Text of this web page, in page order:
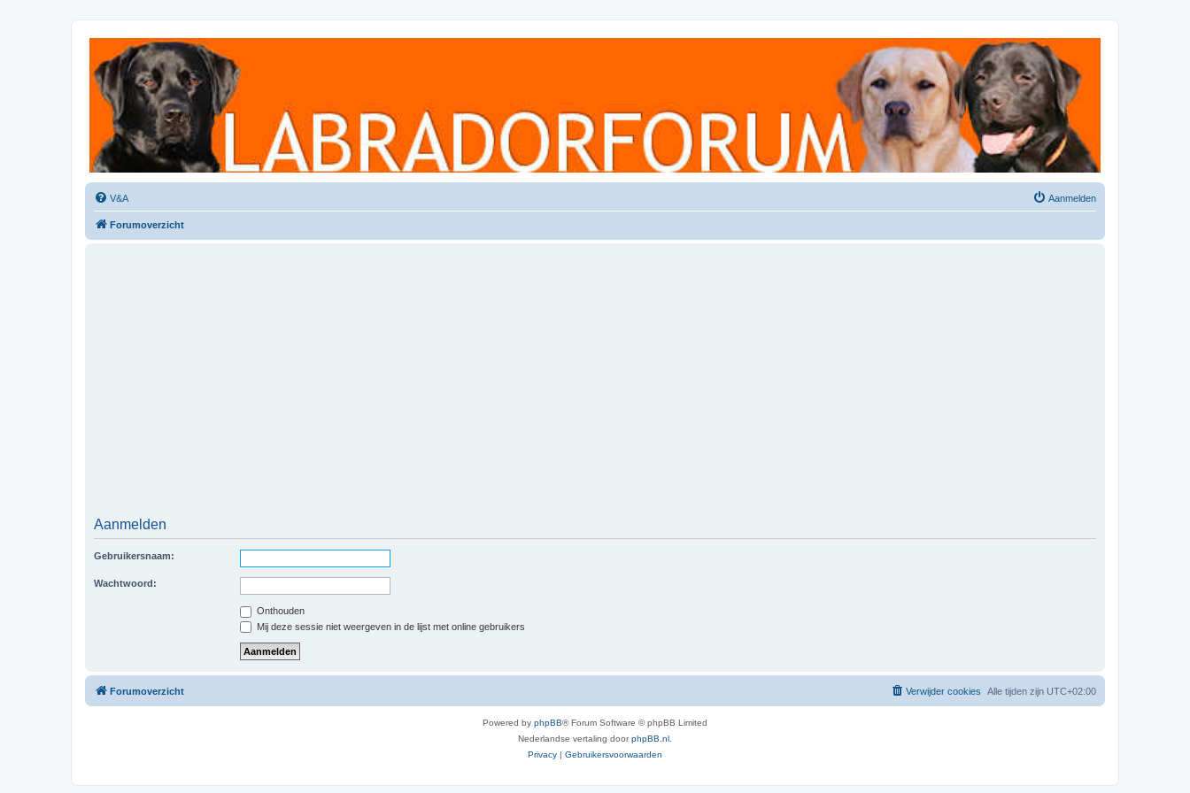
Labradorforum
Het gezelligste Labradorforum van Nederland en België!
V&A Aanmelden
Forumoverzicht
Aanmelden
Gebruikersnaam:
Wachtwoord:
Onthouden
Mij deze sessie niet weergeven in de lijst met online gebruikers
Forumoverzicht Alle tijden zijn UTC+02:00
Verwijder cookies
Powered by phpBB® Forum Software © phpBB Limited
Nederlandse vertaling doorphpBB.nl .
Privacy
Gebruikersvoorwaarden